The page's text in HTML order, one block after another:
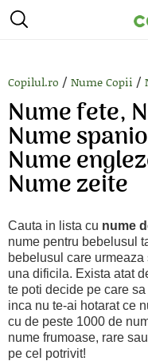
Copilul.ro / Nume Copii /
Nume fete,
Nume
Nume
Nume zeite
Cauta in lista cu nume
nume pentru bebelusul
bebelusul care
una dificila. Exista atat
te poti decide pe care
inca nu te-ai hotarat ce
cu de peste 1000 de
nume frumoase, rare
pe cel potrivit!